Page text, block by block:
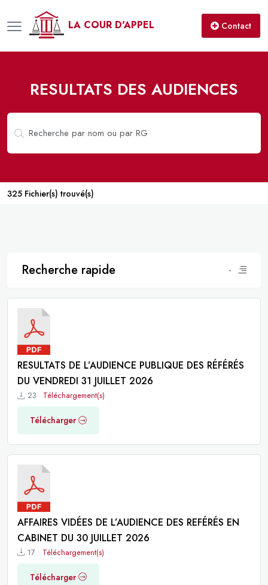
LA COUR D'APPEL Contact
RESULTATS DES AUDIENCES
325 Fichier(s) trouvé(s)
Recherche rapide -
RESULTATS DE L’AUDIENCE PUBLIQUE DES RÉFÉRÉS
DU VENDREDI 31 JUILLET 2026
23 Téléchargement(s)
Télécharger
AFFAIRES VIDÉES DE L’AUDIENCE DES REFÉRÉS EN
CABINET DU 30 JUILLET 2026
17 Téléchargement(s)
Télécharger